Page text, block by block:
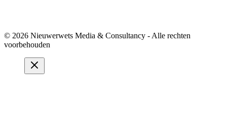
© 2026 Nieuwerwets Media & Consultancy - Alle rechten
voorbehouden